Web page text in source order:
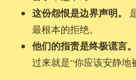
这份怨恨是边界声明。
最根本的拒绝。
他们的指责是终极谎言。
过来就是“你应该安静地